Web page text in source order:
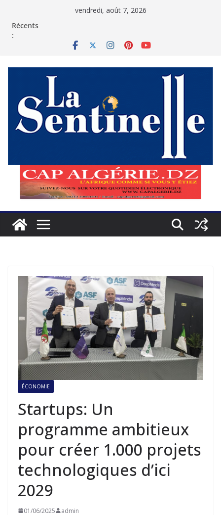
vendredi, août 7, 2026
Récents
:
ÉCONOMIE
Startups: Un
programme ambitieux
pour créer 1.000 projets
technologiques d’ici
2029
01/06/2025 admin